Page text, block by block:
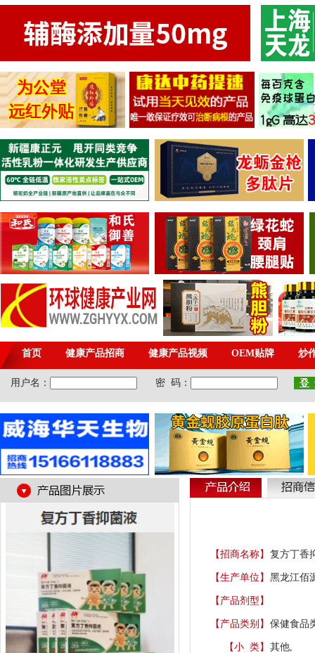
【招商名称】 复方丁香
【生产单位】 黑龙江佰
【产品剂型】
【产品类别】 保健食品
【小 类】 其他,